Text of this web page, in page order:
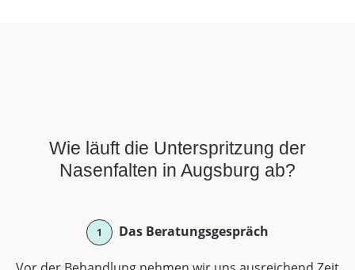
Wie läuft die Unterspritzung der
Nasenfalten in Augsburg ab?
1 Das Beratungsgespräch